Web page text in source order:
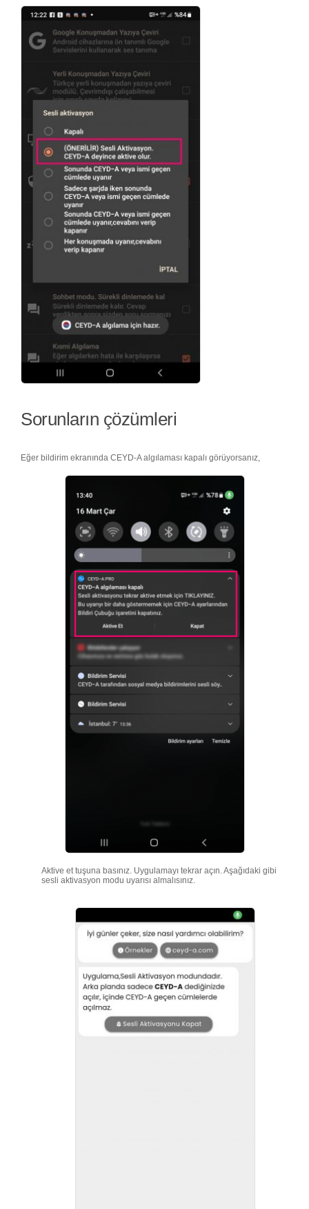
Sorunların çözümleri
Eğer bildirim ekranında CEYD-A algılaması kapalı görüyorsanız,
Aktive et tuşuna basınız. Uygulamayı tekrar açın. Aşağıdaki gibi
sesli aktivasyon modu uyarısı almalısınız.